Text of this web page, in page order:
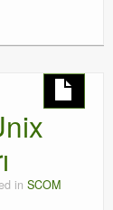
in SCOM